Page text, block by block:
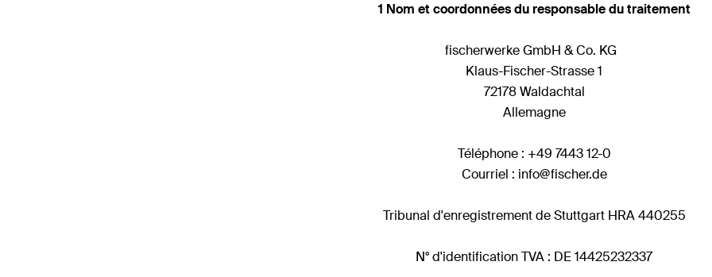
1 Nom et coordonnées du responsable du traitement
fischerwerke GmbH & Co. KG
Klaus-Fischer-Strasse 1
72178 Waldachtal
Allemagne
Téléphone : +49 7443 12-0
Courriel : info@fischer.de
Tribunal d'enregistrement de Stuttgart HRA 440255
N° d'identification TVA : DE 14425232337